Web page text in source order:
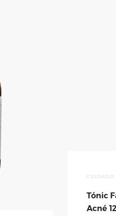
CUIDADO
Tónic
Acné